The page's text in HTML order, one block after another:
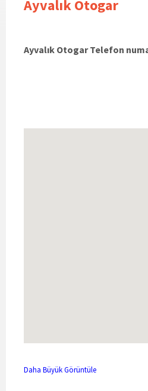
Ayvalık Otogar
Ayvalık Otogar Telefon
Daha Büyük Görüntüle